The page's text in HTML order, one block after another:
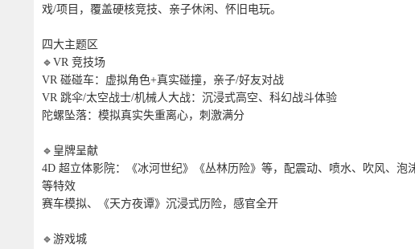
戏/项目，覆盖硬核竞技、亲子休闲、怀旧电玩。
四大主题区
🔹VR 竞技场
VR 碰碰车：虚拟角色+真实碰撞，亲子/好友对战
VR 跳伞/太空战士/机械人大战：沉浸式高空、科幻战斗体验
陀螺坠落：模拟真实失重离心，刺激满分
🔹皇牌呈献
4D 超立体影院：《冰河世纪》《丛林历险》等，配震动、喷水、吹风、泡
等特效
赛车模拟、《天方夜谭》沉浸式历险，感官全开
🔹游戏城